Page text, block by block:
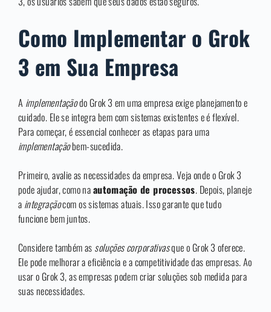
Como Implementar o Grok
3 em Sua Empresa
A implementaçãodo Grok 3 em uma empresa exige planejamento e
cuidado. Ele se integra bem com sistemas existentes e é flexível.
Para começar, é essencial conhecer as etapas para uma
implementaçãobem-sucedida.
Primeiro, avalie as necessidades da empresa. Veja onde o Grok 3
pode ajudar, como naautomação de processos. Depois, planeje
a integraçãocom os sistemas atuais. Isso garante que tudo
funcione bem juntos.
Considere também as soluções corporativasque o Grok 3 oferece.
Ele pode melhorar a eficiência e a competitividade das empresas. Ao
usar o Grok 3, as empresas podem criar soluções sob medida para
suas necessidades.